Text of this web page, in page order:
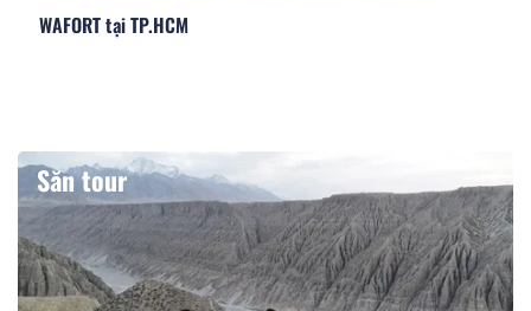
WAFORT tại TP.HCM
Săn tour